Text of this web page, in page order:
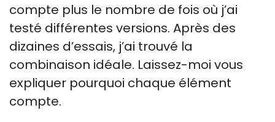
compte plus le nombre de fois où j’ai
testé différentes versions. Après des
dizaines d’essais, j’ai trouvé la
combinaison idéale. Laissez-moi vous
expliquer pourquoi chaque élément
compte.